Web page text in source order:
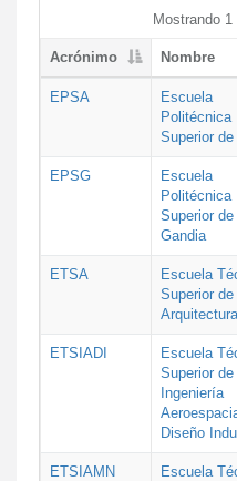
Mostrando
Acrónimo Nombre
EPSA
Escuela
Politécnica
Superior
EPSG
Escuela
Politécnica
Superior de
Gandia
ETSA
Escuela
Superior de
Arquitectura
ETSIADI
Escuela
Superior de
Ingeniería
Diseño
ETSIAMN
Escuela